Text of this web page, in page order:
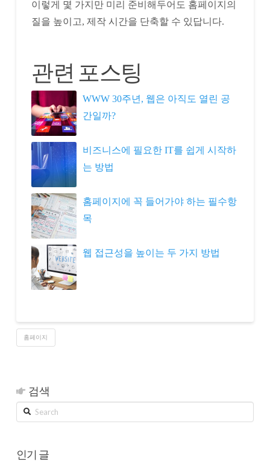
이렇게 몇 가지만 미리 준비해두어도 홈페이지의
질을 높이고, 제작 시간을 단축할 수 있답니다.
관련 포스팅
WWW 30주년, 웹은 아직도 열린 공
간일까?
비즈니스에 필요한 IT를 쉽게 시작하
는 방법
홈페이지에 꼭 들어가야 하는 필수항
목
웹 접근성을 높이는 두 가지 방법
홈페이지
검색
Search
인기 글